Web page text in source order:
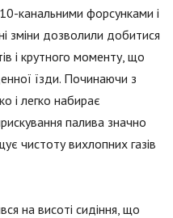
канальними форсунками і
зміни дозволили добитися
і крутного моменту, що
їзди. Починаючи з
і легко набирає
палива значно
чистоту вихлопних газів
на висоті сидіння, що